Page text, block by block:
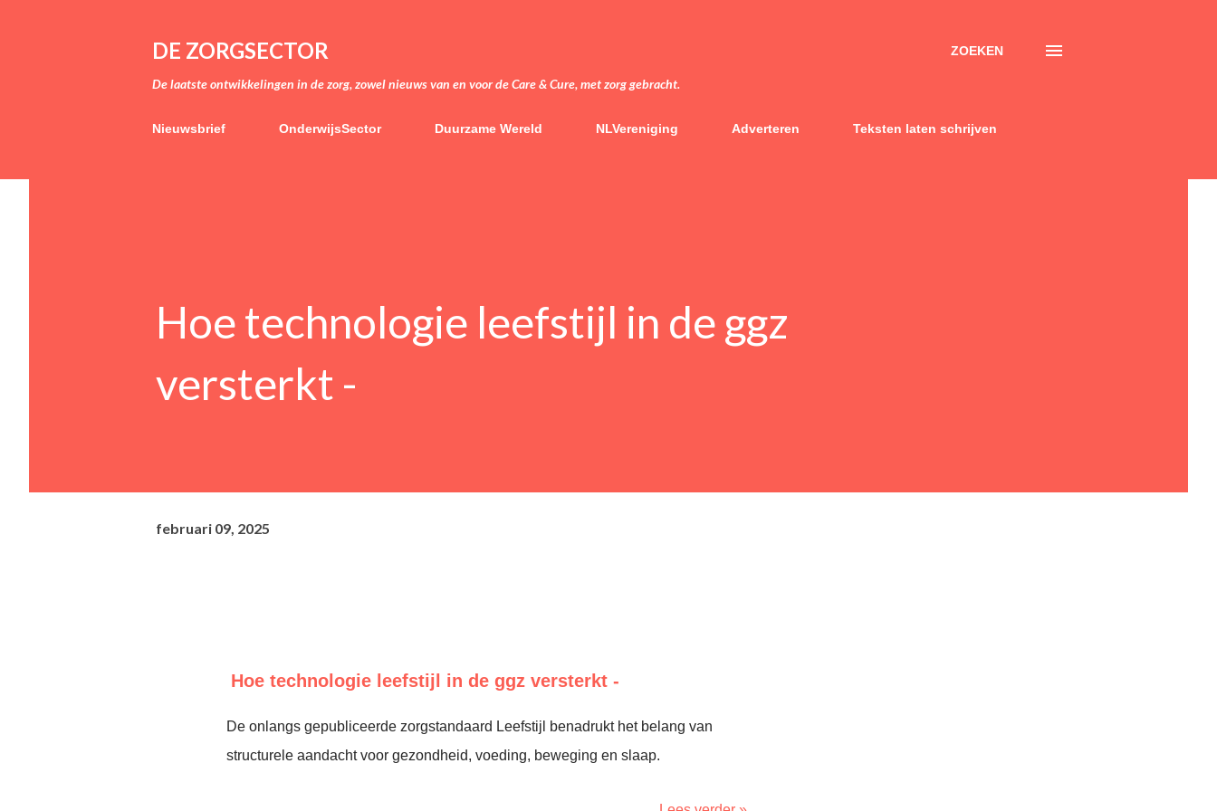
DE ZORGSECTOR
De laatste ontwikkelingen in de zorg, zowel nieuws van en voor de Care & Cure, met zorg gebracht.
ZOEKEN
Nieuwsbrief OnderwijsSector Duurzame Wereld NLVereniging Adverteren Teksten laten schrijven
Hoe technologie leefstijl in de ggz
versterkt -
februari 09, 2025
Hoe technologie leefstijl in de ggz versterkt -
De onlangs gepubliceerde zorgstandaard Leefstijl benadrukt het belang van
structurele aandacht voor gezondheid, voeding, beweging en slaap.